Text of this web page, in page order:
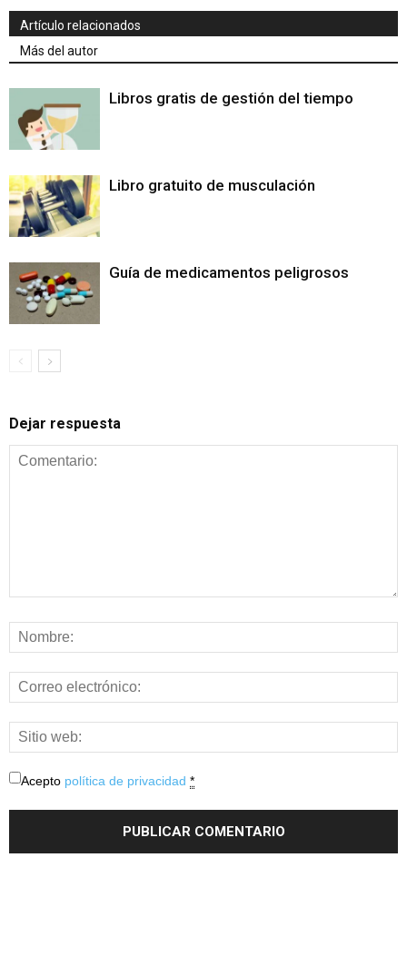
Artículo relacionados
Más del autor
Libros gratis de gestión del tiempo
Libro gratuito de musculación
Guía de medicamentos peligrosos
Dejar respuesta
Acepto política de privacidad *